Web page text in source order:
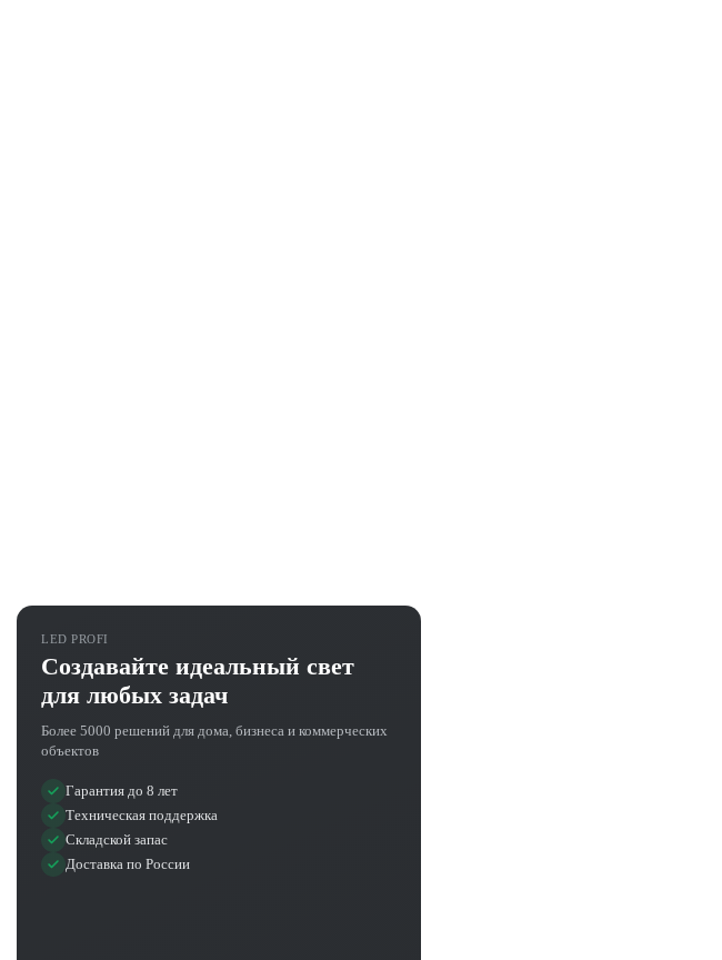
LED PROFI
Создавайте идеальный свет
для любых задач
Более 5000 решений для дома, бизнеса и коммерческих
объектов
Гарантия до 8 лет
Техническая поддержка
Складской запас
Доставка по России